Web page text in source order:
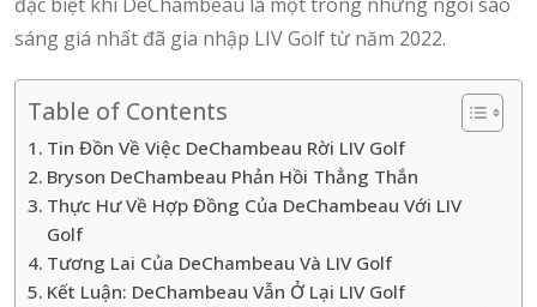
sáng giá nhất đã gia nhập LIV Golf từ năm 2022.
Table of Contents
Tin Đồn Về Việc DeChambeau Rời LIV Golf
Bryson DeChambeau Phản Hồi Thẳng Thắn
Thực Hư Về Hợp Đồng Của DeChambeau Với LIV
Golf
Tương Lai Của DeChambeau Và LIV Golf
Kết Luận: DeChambeau Vẫn Ở Lại LIV Golf